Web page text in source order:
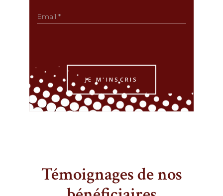
Témoignages de nos